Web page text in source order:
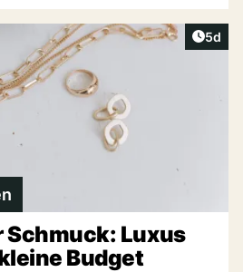
5d
Luxus
Budget